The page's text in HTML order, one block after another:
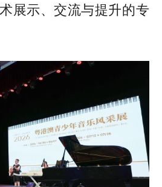
展示、交流与提升的专